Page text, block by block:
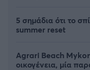
5 σημάδια ότι το
summer reset
Agrari Beach
οικογένεια, μία